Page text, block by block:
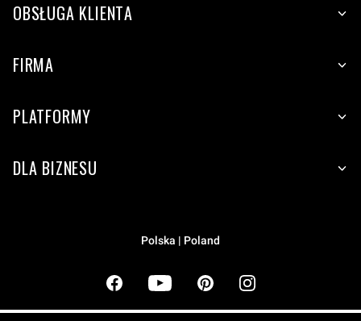
OBSŁUGA KLIENTA
FIRMA
PLATFORMY
DLA BIZNESU
Polska | Poland